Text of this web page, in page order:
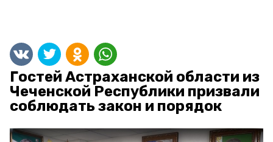
Гостей Астраханской области из
Чеченской Республики призвали
соблюдать закон и порядок